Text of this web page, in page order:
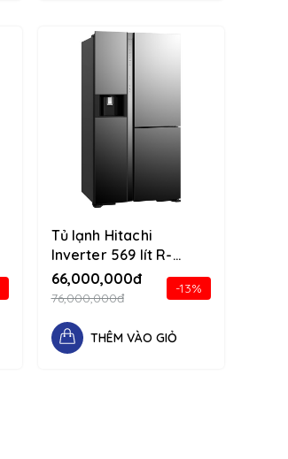
Tủ lạnh Hitachi
Inverter 569 lít R-
MY800GVGV0(MIR)
1234 d-flex flex-
66,000,000đ
76,000,000đ
-13%
THÊM VÀO GIỎ